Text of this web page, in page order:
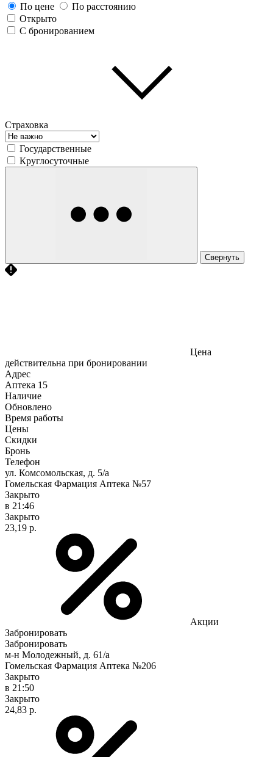
По цене
По расстоянию
Открыто
С бронированием
Страховка
Государственные
Круглосуточные
Свернуть
Цена
действительна при бронировании
Адрес
Аптека 15
Наличие
Обновлено
Время работы
Цены
Скидки
Бронь
Телефон
ул. Комсомольская, д. 5/а
Гомельская Фармация Аптека №57
Закрыто
в 21:46
Закрыто
23,19 р.
Акции
Забронировать
Забронировать
м-н Молодежный, д. 61/а
Гомельская Фармация Аптека №206
Закрыто
в 21:50
Закрыто
24,83 р.